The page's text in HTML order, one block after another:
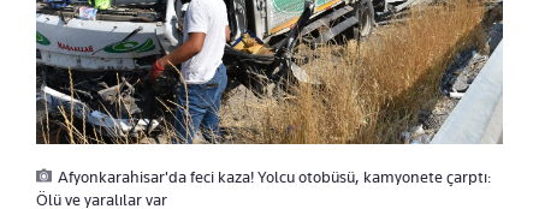
Afyonkarahisar'da feci kaza! Yolcu otobüsü, kamyonete çarptı:
Ölü ve yaralılar var